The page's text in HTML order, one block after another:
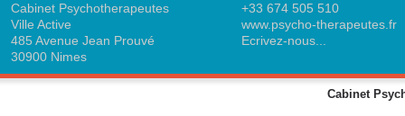
Cabinet Psychotherapeutes
Ville Active
485 Avenue Jean Prouvé
30900 Nimes
+33 674 505 510
www.psycho-therapeutes.fr
Ecrivez-nous...
Cabinet